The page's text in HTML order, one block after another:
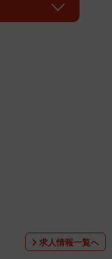
求人情報一覧へ